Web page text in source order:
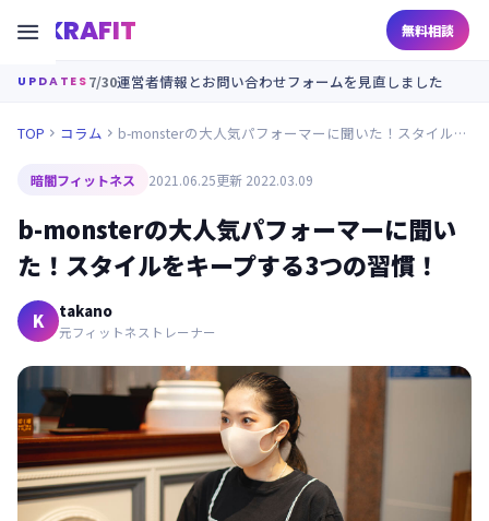
KRAFIT 無料相談

UPDATES 7/30運営者情報とお問い合わせフォームを見直しました
TOP  コラム  b-monsterの大人気パフォーマーに聞いた！スタイルをキープする3つの習慣！
暗闇フィットネス 2021.06.25更新 2022.03.09
b-monsterの大人気パフォーマーに聞い
た！スタイルをキープする3つの習慣！
K takano
元フィットネストレーナー